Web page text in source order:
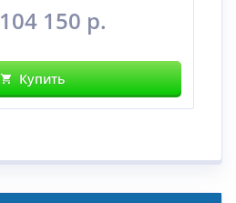
104 150 р.
Купить